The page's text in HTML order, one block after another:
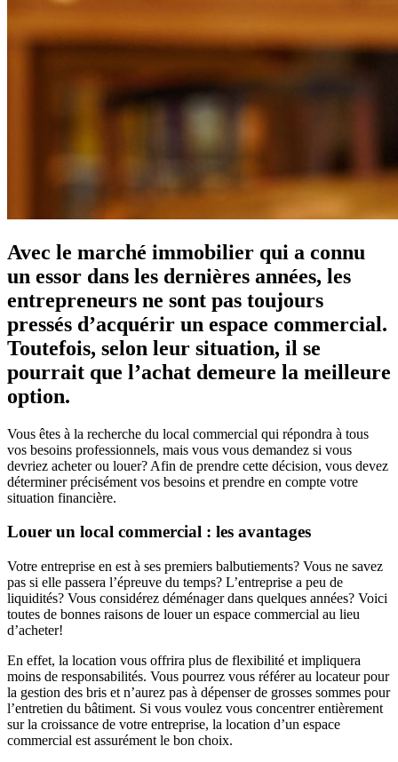
Avec le marché immobilier qui a connu
un essor dans les dernières années, les
entrepreneurs ne sont pas toujours
pressés d’acquérir un espace commercial.
Toutefois, selon leur situation, il se
pourrait que l’achat demeure la meilleure
option.
Vous êtes à la recherche du local commercial qui répondra à tous
vos besoins professionnels, mais vous vous demandez si vous
devriez acheter ou louer? Afin de prendre cette décision, vous devez
déterminer précisément vos besoins et prendre en compte votre
situation financière.
Louer un local commercial : les avantages
Votre entreprise en est à ses premiers balbutiements? Vous ne savez
pas si elle passera l’épreuve du temps? L’entreprise a peu de
liquidités? Vous considérez déménager dans quelques années? Voici
toutes de bonnes raisons de louer un espace commercial au lieu
d’acheter!
En effet, la location vous offrira plus de flexibilité et impliquera
moins de responsabilités. Vous pourrez vous référer au locateur pour
la gestion des bris et n’aurez pas à dépenser de grosses sommes pour
l’entretien du bâtiment. Si vous voulez vous concentrer entièrement
sur la croissance de votre entreprise, la location d’un espace
commercial est assurément le bon choix.